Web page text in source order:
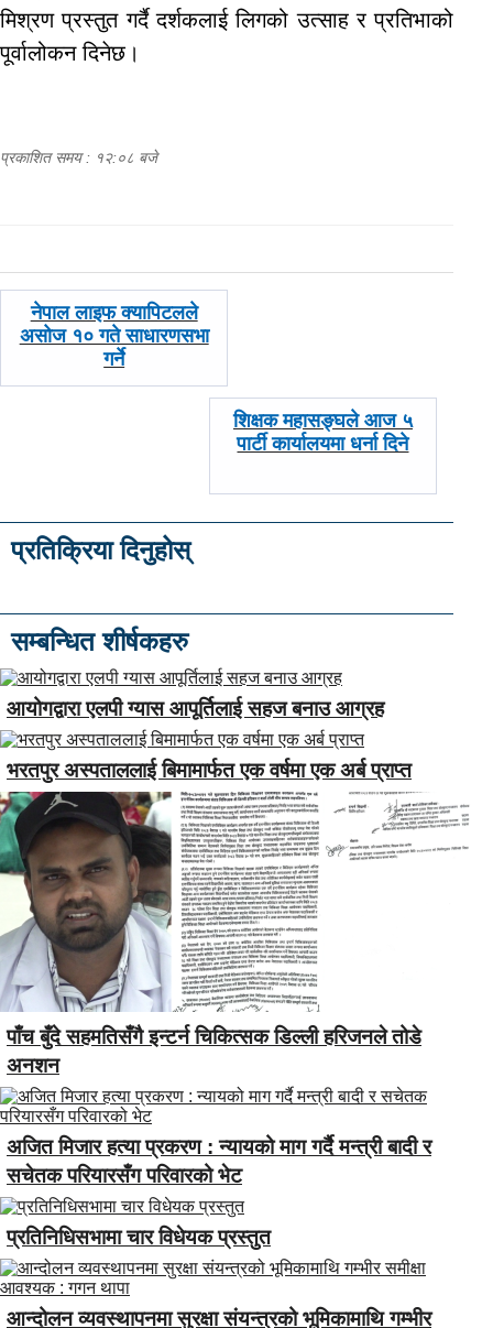
मिश्रण प्रस्तुत गर्दै दर्शकलाई लिगको उत्साह र प्रतिभाको
पूर्वालोकन दिनेछ।
प्रकाशित समय : १२:०८ बजे
पछिल्लाे
-
नेपाल लाइफ क्यापिटलले
असोज १० गते साधारणसभा
गर्ने
अघिल्लाे
-
शिक्षक महासङ्घले आज ५
पार्टी कार्यालयमा धर्ना दिने
प्रतिक्रिया दिनुहोस्
सम्बन्धित शीर्षकहरु
आयोगद्वारा एलपी ग्यास आपूर्तिलाई सहज बनाउ आग्रह
भरतपुर अस्पताललाई बिमामार्फत एक वर्षमा एक अर्ब प्राप्त
पाँच बुँदे सहमतिसँगै इन्टर्न चिकित्सक डिल्ली हरिजनले तोडे
अनशन
अजित मिजार हत्या प्रकरण : न्यायको माग गर्दै मन्त्री बादी र
सचेतक परियारसँग परिवारको भेट
प्रतिनिधिसभामा चार विधेयक प्रस्तुत
आन्दोलन व्यवस्थापनमा सुरक्षा संयन्त्रको भूमिकामाथि गम्भीर